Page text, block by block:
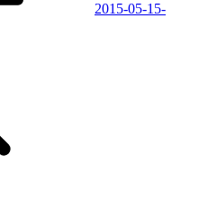
2015-05-15-